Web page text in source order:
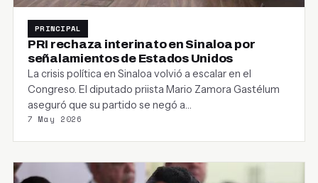
PRINCIPAL
PRI rechaza interinato en Sinaloa por
señalamientos de Estados Unidos
La crisis política en Sinaloa volvió a escalar en el
Congreso. El diputado priista Mario Zamora Gastélum
aseguró que su partido se negó a…
7 May 2026